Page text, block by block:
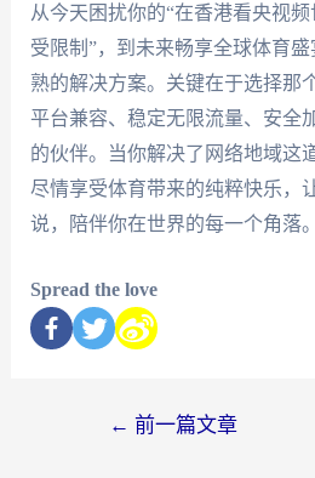
从今天困扰你的“在香港看央视
受限制”，到未来畅享全球体育
熟的解决方案。关键在于选择那
平台兼容、稳定无限流量、安全
的伙伴。当你解决了网络地域这
尽情享受体育带来的纯粹快乐，
说，陪伴你在世界的每一个角落。
Spread the love
← 前一篇文章